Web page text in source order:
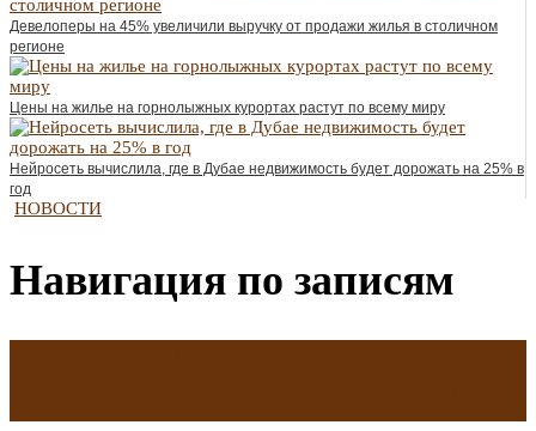
Девелоперы на 45% увеличили выручку от продажи жилья в столичном
регионе
Цены на жилье на горнолыжных курортах растут по всему миру
Нейросеть вычислила, где в Дубае недвижимость будет дорожать на 25% в
год
НОВОСТИ
Навигация по записям